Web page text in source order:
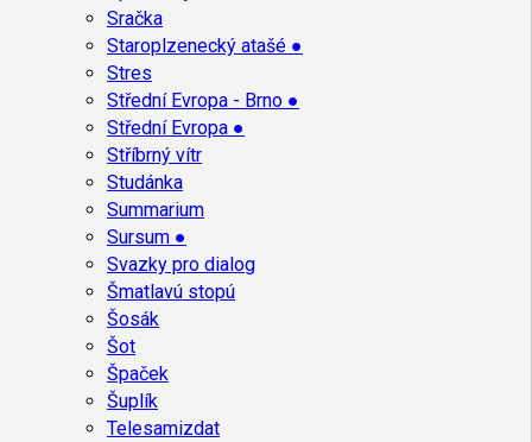
Sračka
Staroplzenecký atašé ●
Stres
Střední Evropa - Brno ●
Střední Evropa ●
Stříbrný vítr
Studánka
Summarium
Sursum ●
Svazky pro dialog
Šmatlavú stopú
Šosák
Šot
Špaček
Šuplík
Telesamizdat